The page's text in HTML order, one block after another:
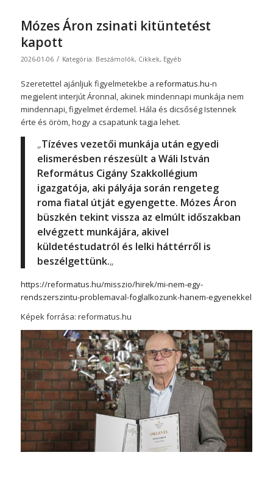
Mózes Áron zsinati kitüntetést
kapott
2026-01-06 / Kategória: Beszámolók, Cikkek, Egyéb
Szeretettel ajánljuk figyelmetekbe a reformatus.hu-n
megjelent interjút Áronnal, akinek mindennapi munkája nem
mindennapi, figyelmet érdemel. Hála és dicsőség Istennek
érte és öröm, hogy a csapatunk tagja lehet.
„Tízéves vezetői munkája után egyedi
elismerésben részesült a Wáli István
Református Cigány Szakkollégium
igazgatója, aki pályája során rengeteg
roma fiatal útját egyengette. Mózes Áron
büszkén tekint vissza az elmúlt időszakban
elvégzett munkájára, akivel
küldetéstudatról és lelki háttérről is
beszélgettünk.„
https://reformatus.hu/misszio/hirek/mi-nem-egy-
rendszerszintu-problemaval-foglalkozunk-hanem-egyenekkel
Képek forrása: reformatus.hu